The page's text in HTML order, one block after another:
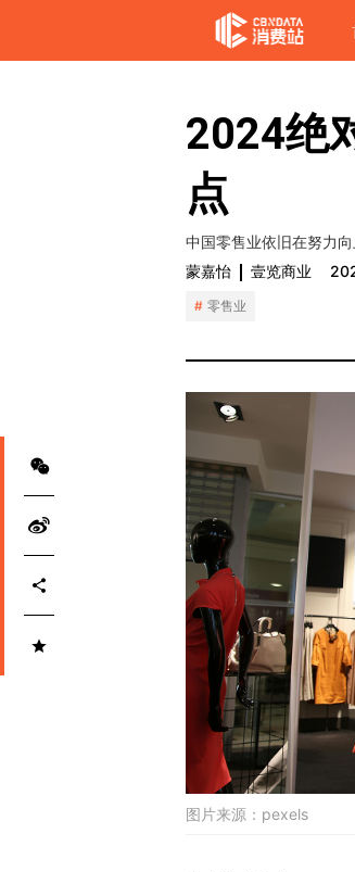
2024绝
点
中国零售业依旧在努力
蒙嘉怡
壹览商业
零售业
图片来源： pexels